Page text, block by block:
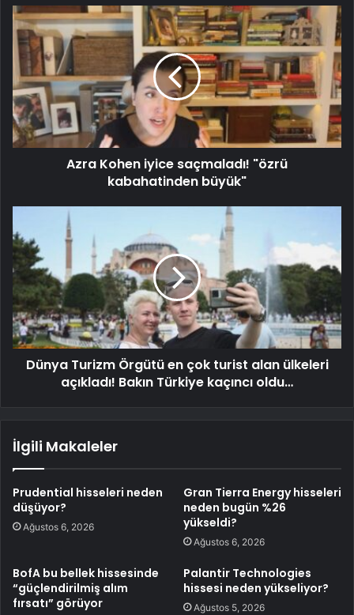
Azra Kohen iyice saçmaladı! "özrü
kabahatinden büyük"
Dünya Turizm Örgütü en çok turist alan ülkeleri
açıkladı! Bakın Türkiye kaçıncı oldu…
İlgili Makaleler
Prudential hisseleri neden
düşüyor?
Ağustos 6, 2026
Gran Tierra Energy hisseleri
neden bugün %26
yükseldi?
Ağustos 6, 2026
BofA bu bellek hissesinde
“güçlendirilmiş alım
fırsatı” görüyor
Palantir Technologies
hissesi neden yükseliyor?
Ağustos 5, 2026